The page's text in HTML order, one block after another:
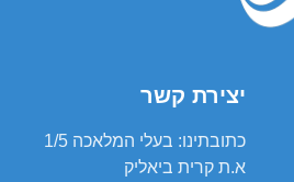
יצירת קשר
כתובתינו: בעלי המלאכה 1/5
א.ת קרית ביאליק